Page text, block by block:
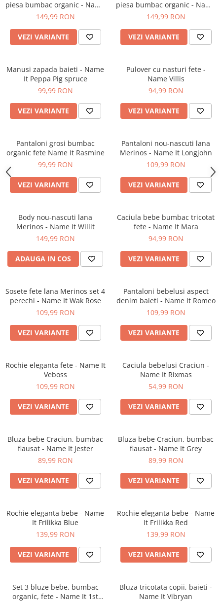
piesa bumbac organic - Name
It Rohan Sapphire
149,99 RON
VEZI VARIANTE
piesa bumbac organic - Name
It Rohan Blue
149,99 RON
VEZI VARIANTE
Manusi zapada baieti - Name
It Peppa Pig spruce
99,99 RON
VEZI VARIANTE
Pulover cu nasturi fete -
Name Villis
94,99 RON
VEZI VARIANTE
Pantaloni grosi bumbac
organic fete Name It Rasmine
99,99 RON
VEZI VARIANTE
Pantaloni nou-nascuti lana
Merinos - Name It Longjohn
109,99 RON
VEZI VARIANTE
Body nou-nascuti lana
Merinos - Name It Willit
149,99 RON
ADAUGA IN COS
Caciula bebe bumbac tricotat
fete - Name It Mara
94,99 RON
VEZI VARIANTE
Sosete fete lana Merinos set 4
perechi - Name It Wak Rose
109,99 RON
VEZI VARIANTE
Pantaloni bebelusi aspect
denim baieti - Name It Romeo
109,99 RON
VEZI VARIANTE
Rochie eleganta fete - Name It
Veboss
109,99 RON
VEZI VARIANTE
Caciula bebelusi Craciun -
Name It Rixmas
54,99 RON
VEZI VARIANTE
Bluza bebe Craciun, bumbac
flausat - Name It Jester
89,99 RON
VEZI VARIANTE
Bluza bebe Craciun, bumbac
flausat - Name It Grey
89,99 RON
VEZI VARIANTE
Rochie eleganta bebe - Name
It Frilikka Blue
139,99 RON
VEZI VARIANTE
Rochie eleganta bebe - Name
It Frilikka Red
139,99 RON
VEZI VARIANTE
Set 3 bluze bebe, bumbac
organic, fete - Name It 1st
Bluza tricotata copii, baieti -
Name It Vibryan